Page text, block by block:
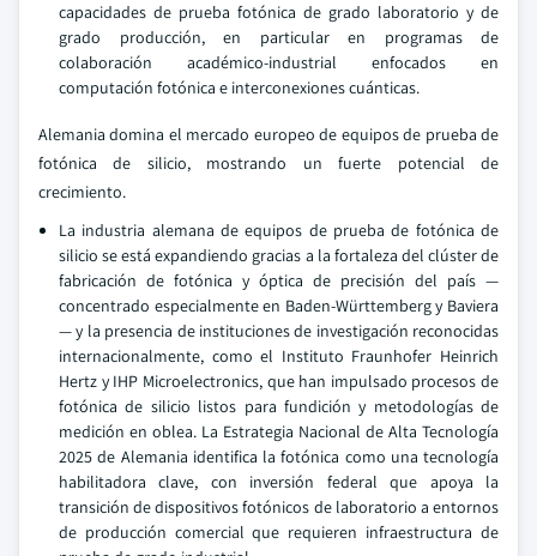
capacidades de prueba fotónica de grado laboratorio y de
grado producción, en particular en programas de
colaboración académico-industrial enfocados en
computación fotónica e interconexiones cuánticas.
Alemania domina el mercado europeo de equipos de prueba de
fotónica de silicio, mostrando un fuerte potencial de
crecimiento.
La industria alemana de equipos de prueba de fotónica de
silicio se está expandiendo gracias a la fortaleza del clúster de
fabricación de fotónica y óptica de precisión del país —
concentrado especialmente en Baden-Württemberg y Baviera
— y la presencia de instituciones de investigación reconocidas
internacionalmente, como el Instituto Fraunhofer Heinrich
Hertz y IHP Microelectronics, que han impulsado procesos de
fotónica de silicio listos para fundición y metodologías de
medición en oblea. La Estrategia Nacional de Alta Tecnología
2025 de Alemania identifica la fotónica como una tecnología
habilitadora clave, con inversión federal que apoya la
transición de dispositivos fotónicos de laboratorio a entornos
de producción comercial que requieren infraestructura de